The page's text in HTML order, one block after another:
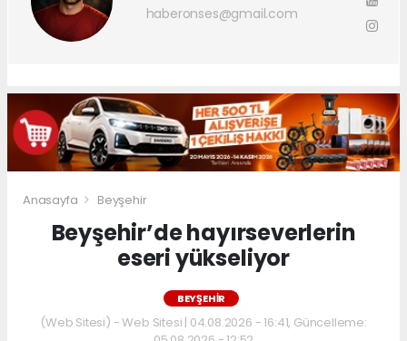
haberonses@gmail.com
Anasayfa Beyşehir
Beyşehir’de hayırseverlerin
eseri yükseliyor
BEYŞEHIR
(Web Sitesi) - Web Sitesi | 04.08.2026 - 16:41, Güncelleme: